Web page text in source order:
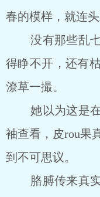
春的模样，就连
没有那些乱七
得睁不开，还有
潦草一撮。
她以为这是在
袖查看，皮rou果
到不可思议。
胳膊传来真实